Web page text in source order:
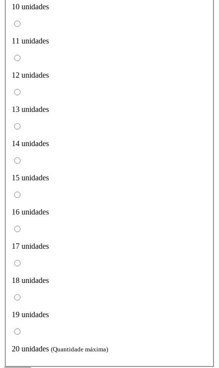
10 unidades
11 unidades
12 unidades
13 unidades
14 unidades
15 unidades
16 unidades
17 unidades
18 unidades
19 unidades
20 unidades (Quantidade máxima)